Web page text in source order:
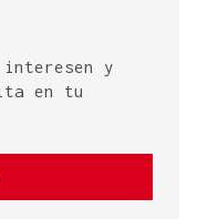
interesen y
en tu